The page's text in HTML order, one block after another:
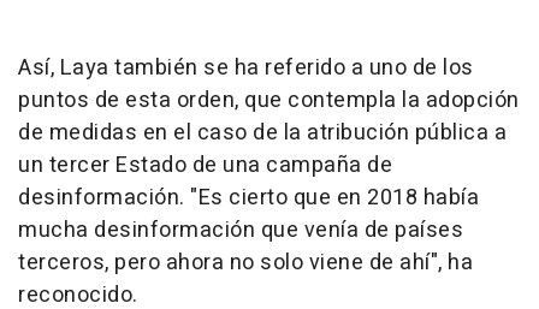
Así, Laya también se ha referido a uno de los
puntos de esta orden, que contempla la adopción
de medidas en el caso de la atribución pública a
un tercer Estado de una campaña de
desinformación. "Es cierto que en 2018 había
mucha desinformación que venía de países
terceros, pero ahora no solo viene de ahí", ha
reconocido.